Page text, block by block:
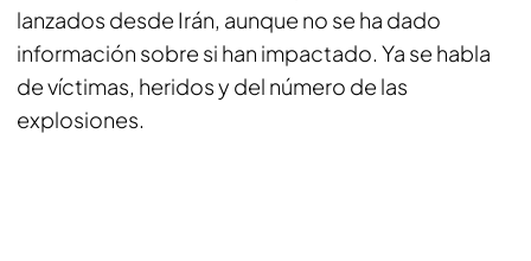
lanzados desde Irán, aunque no se ha dado
información sobre si han impactado. Ya se habla
de víctimas, heridos y del número de las
explosiones.